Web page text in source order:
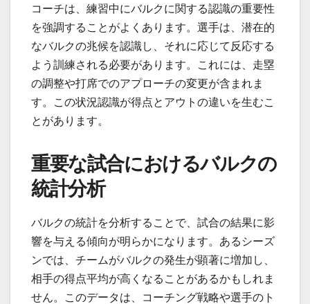
コーチは、練習中にバルクに関する認識の重要性
を強調することがよくあります。選手は、潜在的
なバルクの兆候を認識し、それに応じて反応する
よう訓練される必要があります。これには、走塁
の調整や打席でのアプローチの変更が含まれま
す。この状況認識が得点とアウトの違いを生むこ
とがあります。
重要な試合におけるバルクの
統計分析
バルクの統計を分析することで、試合の結果に影
響を与える傾向が明らかになります。あるシーズ
ンでは、チームがバルクの発生が顕著に増加し、
相手の得点平均が高くなることがあるかもしれま
せん。このデータは、コーチング戦略や選手のト